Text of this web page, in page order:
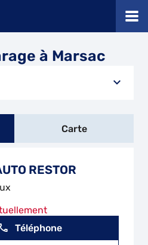
à Marsac
Carte
RESTOR
Téléphone